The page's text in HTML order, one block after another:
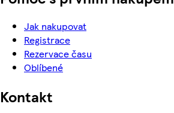
Jak nakupovat
Registrace
Rezervace času
Oblíbené
Kontakt